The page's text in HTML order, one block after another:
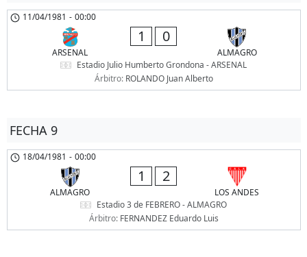
11/04/1981 - 00:00
ARSENAL
1 0
ALMAGRO
Estadio Julio Humberto Grondona - ARSENAL
Árbitro: ROLANDO Juan Alberto
FECHA 9
18/04/1981 - 00:00
ALMAGRO
1 2
LOS ANDES
Estadio 3 de FEBRERO - ALMAGRO
Árbitro: FERNANDEZ Eduardo Luis